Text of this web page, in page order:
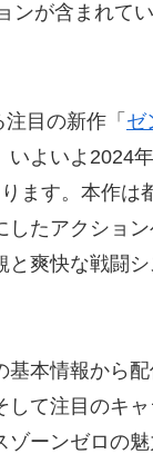
が含まれてい
目の新作「 ゼ
いよいよ2024
ます。本作は
したアクショ
と爽快な戦闘シ
基本情報から
して注目のキャ
ゾーンゼロの魅